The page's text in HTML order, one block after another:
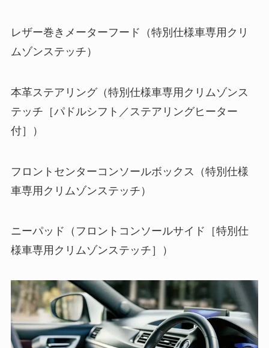
レザー巻きメーターフード（特別仕様車専用クリ
ムゾンステッチ）
本革ステアリング（特別仕様車専用クリムゾンス
テッチ［パドルシフト／ステアリングヒーター
付］）
フロントセンターコンソールボックス（特別仕様
車専用クリムゾンステッチ）
ニーパッド（フロントコンソールサイド［特別仕
様車専用クリムゾンステッチ］）